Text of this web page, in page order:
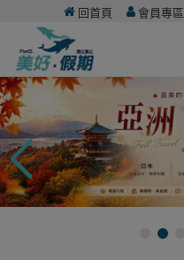
回首頁 會員專區